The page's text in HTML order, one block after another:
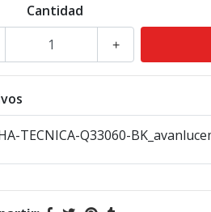
Cantidad
+
TECNICA-Q33060-